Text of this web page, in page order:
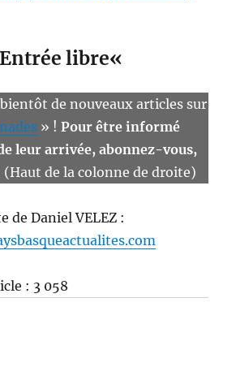
Entrée libre«
de nouveaux articles sur
» ! Pour être informé
leur arrivée, abonnez-vous,
(Haut de la colonne de droite)
de Daniel VELEZ :
: 3 058